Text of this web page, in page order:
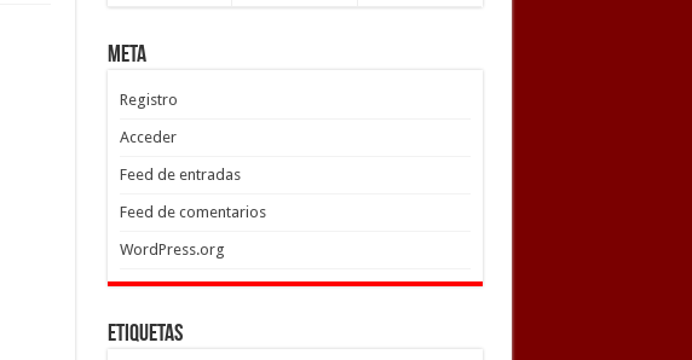
Meta
Registro
Acceder
Feed de entradas
Feed de comentarios
WordPress.org
Etiquetas